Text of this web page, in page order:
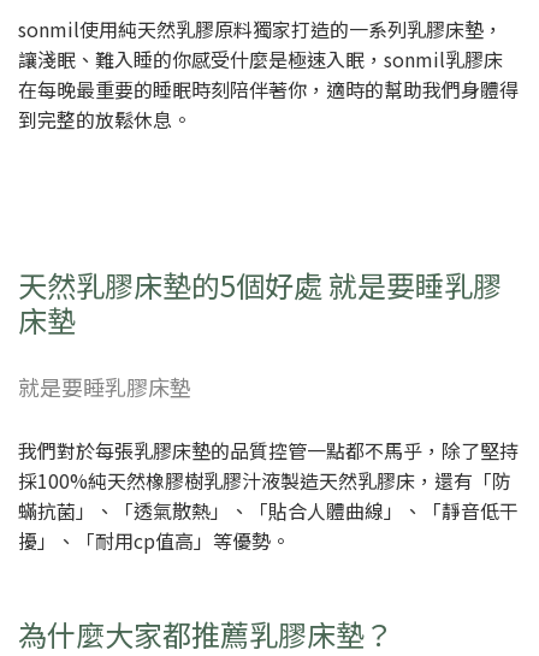
sonmil使用純天然乳膠原料獨家打造的一系列乳膠床墊，
讓淺眠、難入睡的你感受什麼是極速入眠，sonmil乳膠床
在每晚最重要的睡眠時刻陪伴著你，適時的幫助我們身體得
到完整的放鬆休息。
天然乳膠床墊的5個好處 就是要睡乳膠
床墊
就是要睡乳膠床墊
我們對於每張乳膠床墊的品質控管一點都不馬乎，除了堅持
採100%純天然橡膠樹乳膠汁液製造天然乳膠床，還有「防
蟎抗菌」、「透氣散熱」、「貼合人體曲線」、「靜音低干
擾」、「耐用cp值高」等優勢。
為什麼大家都推薦乳膠床墊？